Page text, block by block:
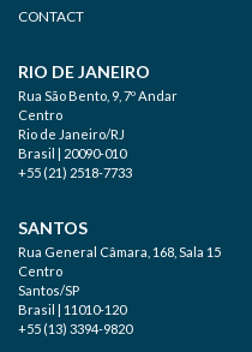
CONTACT
RIO DE JANEIRO
Rua São Bento, 9, 7º Andar
Centro
Rio de Janeiro/RJ
Brasil | 20090-010
+55 (21) 2518-7733
SANTOS
Rua General Câmara, 168, Sala 15
Centro
Santos/SP
Brasil | 11010-120
+55 (13) 3394-9820